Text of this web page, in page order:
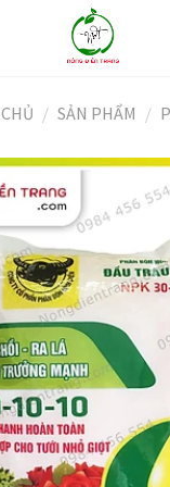
/ SẢN PHẨM /